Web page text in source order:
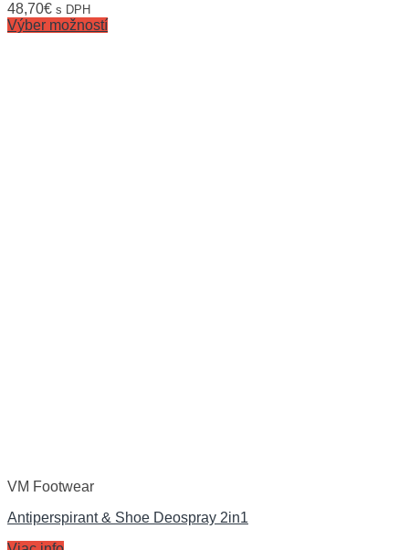
48,70€ s DPH
Výber možností
VM Footwear
Antiperspirant & Shoe Deospray 2in1